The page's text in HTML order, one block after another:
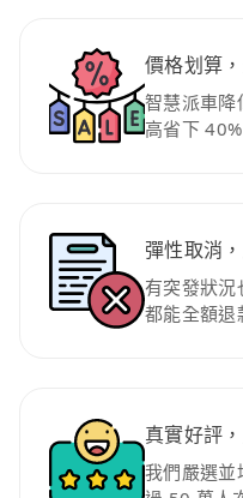
價格划算
智慧派車降
高省下
彈性取消
有突發狀況
都能全額退
真實好評
我們嚴選並